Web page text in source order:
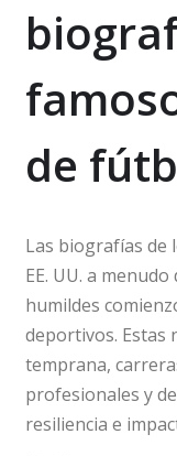
de
Las biografías de
EE. UU. a
humildes
deportivos. Estas
temprana,
profesionales y
resiliencia e